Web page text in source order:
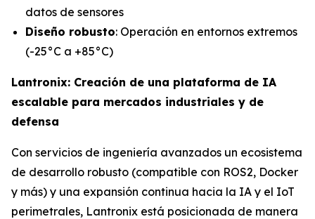
datos de sensores
Diseño robusto: Operación en entornos extremos
(-25°C a +85°C)
Lantronix: Creación de una plataforma de IA
escalable para mercados industriales y de
defensa
Con servicios de ingeniería avanzados un ecosistema
de desarrollo robusto (compatible con ROS2, Docker
y más) y una expansión continua hacia la IA y el IoT
perimetrales, Lantronix está posicionada de manera